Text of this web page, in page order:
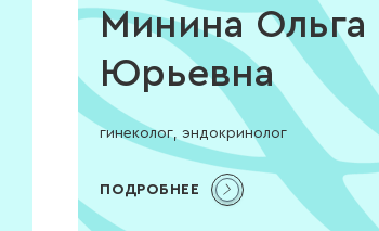
Минина Ольга
Юрьевна
гинеколог, эндокринолог
ПОДРОБНЕЕ